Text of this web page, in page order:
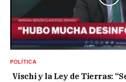
POLÍTICA
Vischi y la Ley de Tierras: